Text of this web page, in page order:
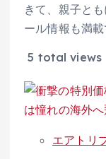
きて、親子と
ール情報も満
5 total views
エアトリ